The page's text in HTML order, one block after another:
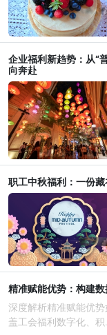
企业福利新趋势：从“
向奔赴
职工中秋福利：一份
精准赋能优势：构建
深度解析精准赋能优
盖工会福利数字化、积